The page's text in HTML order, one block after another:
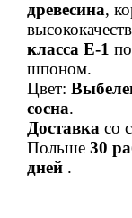
древесина,
класса Е-1
шпоном.
Цвет:
сосна.
Доставка со
Польше 30
дней .